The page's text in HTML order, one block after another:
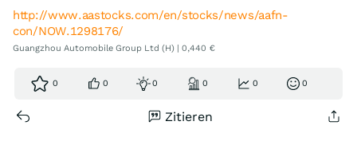
http://www.aastocks.com/en/stocks/news/aafn-
con/NOW.1298176/
Guangzhou Automobile Group Ltd (H) | 0,440 €
0 0 0 0 0 0
Zitieren